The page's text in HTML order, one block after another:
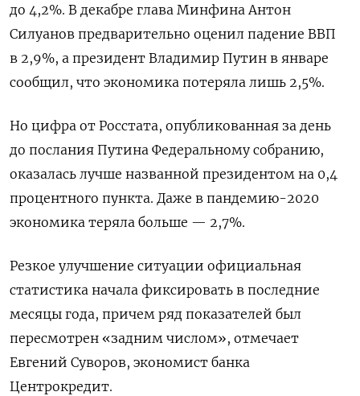
до 4,2%. В декабре глава Минфина Антон
Силуанов предварительно оценил падение ВВП
в 2,9%, а президент Владимир Путин в январе
сообщил, что экономика потеряла лишь 2,5%.
Но цифра от Росстата, опубликованная за день
до послания Путина Федеральному собранию,
оказалась лучше названной президентом на 0,4
процентного пункта. Даже в пандемию-2020
экономика теряла больше — 2,7%.
Резкое улучшение ситуации официальная
статистика начала фиксировать в последние
месяцы года, причем ряд показателей был
пересмотрен «задним числом», отмечает
Евгений Суворов, экономист банка
Центрокредит.